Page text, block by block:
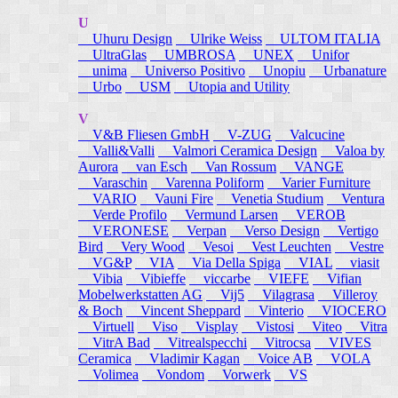
U
Uhuru Design
Ulrike Weiss
ULTOM ITALIA
UltraGlas
UMBROSA UNEX
Unifor
unima
Universo Positivo Unopiu
Urbanature
Urbo
USM Utopia and Utility
V
V&B Fliesen GmbH
V-ZUG
Valcucine
Valli&Valli
Valmori Ceramica Design
Valoa by
Aurora
van Esch Van Rossum
VANGE
Varaschin
Varenna Poliform
Varier Furniture
VARIO
Vauni Fire Venetia Studium
Ventura
Verde Profilo
Vermund Larsen
VEROB
VERONESE
Verpan Verso Design
Vertigo
Bird
Very Wood Vesoi Vest Leuchten
Vestre
VG&P
VIA Via Della Spiga VIAL
viasit
Vibia
Vibieffe viccarbe VIEFE
Vifian
Mobelwerkstatten AG
Vij5 Vilagrasa
Villeroy
& Boch
Vincent Sheppard Vinterio
VIOCERO
Virtuell
Viso Visplay Vistosi Viteo
Vitra
VitrA Bad
Vitrealspecchi Vitrocsa
VIVES
Ceramica
Vladimir Kagan Voice AB
VOLA
Volimea
Vondom Vorwerk VS